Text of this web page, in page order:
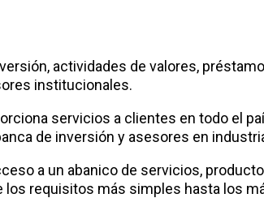
actividades de valores,
institucionales.
servicios a clientes en todo el
de inversión y asesores en
a un abanico de servicios,
los requisitos más simples hasta los